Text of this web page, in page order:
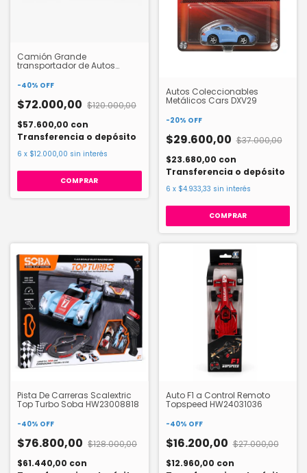
Camión Grande
transportador de Autos
-40% OFF
$72.000,00 $120.000,00
$57.600,00 con
Transferencia o depósito
6 x $12.000,00 sin interés
Autos Coleccionables
Metálicos Cars DXV29
-20% OFF
$29.600,00 $37.000,00
$23.680,00 con
Transferencia o depósito
6 x $4.933,33 sin interés
COMPRAR
Pista De Carreras Scalextric
Top Turbo Soba HW23008818
-40% OFF
$76.800,00 $128.000,00
$61.440,00 con
Auto F1 a Control Remoto
Topspeed HW24031036
-40% OFF
$16.200,00 $27.000,00
$12.960,00 con